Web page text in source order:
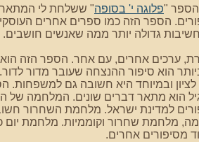
הספר "פלוגה י' בסופה
הספר הזה כמו ספרים אחרים
גדולה יותר ממה שאנשים חושבים.
ערכים אחרים, עם אחר. הספר הזה
הוא סיפור ההנצחה שעובר מדור
לציון ובמיוחד היא חשובה גם למשפחות.
הוא מתאר דברים שונים. המלחמה של
למדינת ישראל. מלחמת השחרור
מלחמת שחרור וקוממיות. מלחמת יום
מסיפורים אחרים.